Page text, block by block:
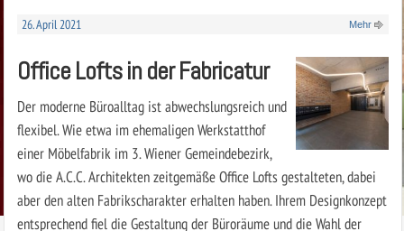
26. April 2021 Mehr
Office Lofts in der Fabricatur
Der moderne Büroalltag ist abwechslungsreich und
flexibel. Wie etwa im ehemaligen Werkstatthof
einer Möbelfabrik im 3. Wiener Gemeindebezirk,
wo die A.C.C. Architekten zeitgemäße Office Lofts gestalteten, dabei
aber den alten Fabrikscharakter erhalten haben. Ihrem Designkonzept
entsprechend fiel die Gestaltung der Büroräume und die Wahl der